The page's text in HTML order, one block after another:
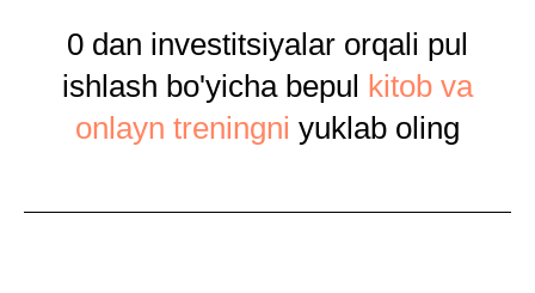
0 dan investitsiyalar orqali pul
ishlash bo'yicha bepul kitob va
onlayn treningni yuklab oling